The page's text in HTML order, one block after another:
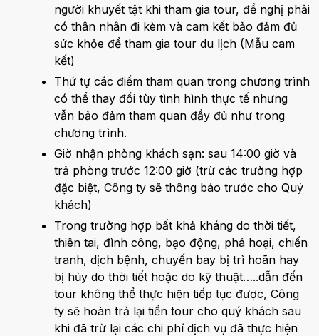
người khuyết tật khi tham gia tour, đề nghị phải
có thân nhân đi kèm và cam kết bảo đảm đủ
sức khỏe để tham gia tour du lịch (Mẫu cam
kết)
Thứ tự các điểm tham quan trong chương trình
có thể thay đổi tùy tình hình thực tế nhưng
vẫn bảo đảm tham quan đầy đủ như trong
chương trình.
Giờ nhận phòng khách sạn: sau 14:00 giờ và
trả phòng trước 12:00 giờ (trừ các trường hợp
đặc biệt, Công ty sẽ thông báo trước cho Quý
khách)
Trong trường hợp bất khả kháng do thời tiết,
thiên tai, đình công, bạo động, phá hoại, chiến
tranh, dịch bệnh, chuyến bay bị trì hoãn hay
bị hủy do thời tiết hoặc do kỹ thuật…..dẫn đến
tour không thể thực hiện tiếp tục được, Công
ty sẽ hoàn trả lại tiền tour cho quý khách sau
khi đã trừ lại các chi phí dịch vụ đã thực hiện